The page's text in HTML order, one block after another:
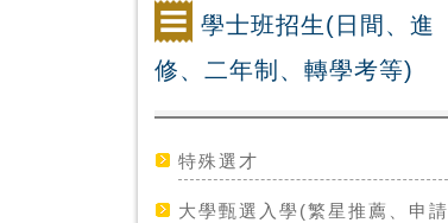
學士班招生(日間、進
修、二年制、轉學考等)
特殊選才
大學甄選入學(繁星推薦、申請